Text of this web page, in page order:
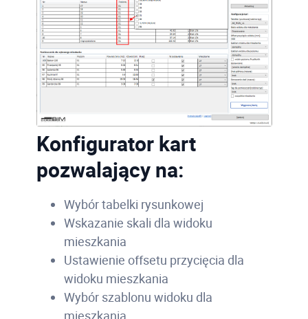
Konfigurator kart
pozwalający na:
Wybór tabelki rysunkowej
Wskazanie skali dla widoku
mieszkania
Ustawienie offsetu przycięcia dla
widoku mieszkania
Wybór szablonu widoku dla
mieszkania